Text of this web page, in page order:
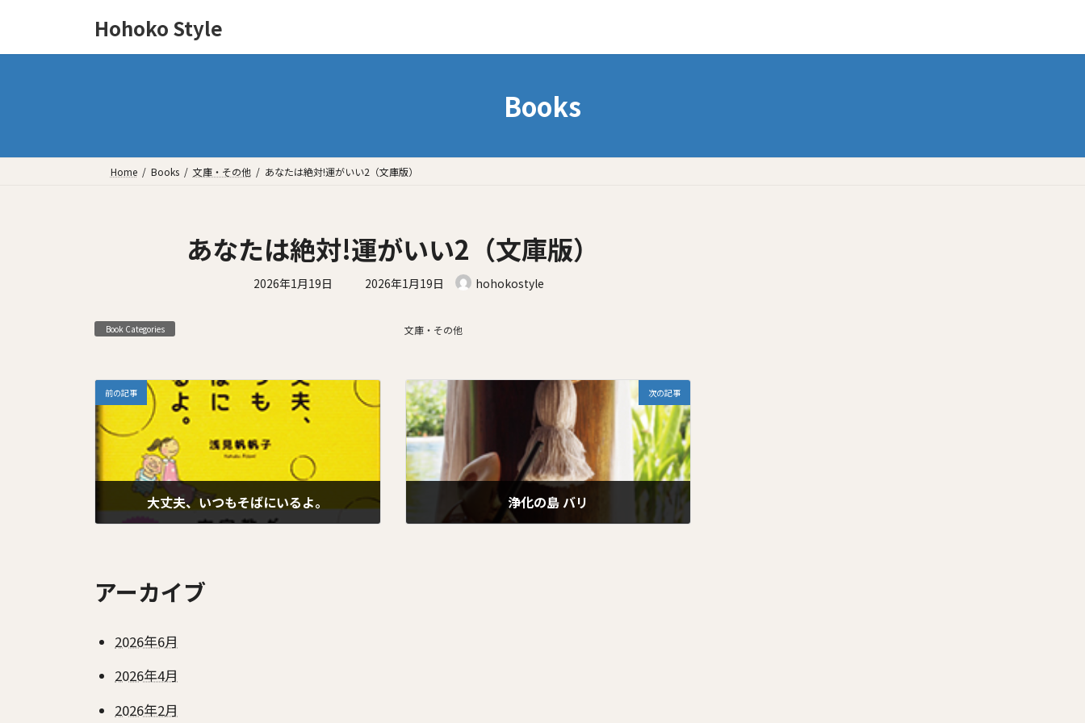
Hohoko Style
Books
Home Books 文庫・その他 あなたは絶対!運がいい2（文庫版）
あなたは絶対!運がいい2（文庫版）
2026年1月19日
最
時
:
2026年1月19日 hohokostyle
Book Categories 文庫・その他
前の記事
大丈夫、いつもそばにいるよ。
次の記事
浄化の島 バリ
アーカイブ
2026年6月
2026年4月
2026年2月